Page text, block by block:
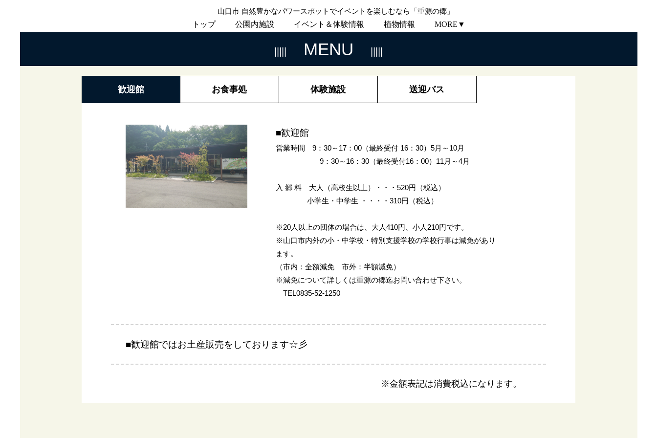
山口市 自然豊かなパワースポットでイベントを楽しむなら「重源の郷」
トップ 公園内施設 イベント＆体験情報 植物情報 MORE▼
MENU
歓迎館
■歓迎館
営業時間 9：30～17：00（最終受付 16：30）5月～10月
9：30～16：30（最終受付16：00）11月～4月
入 郷 料 大人（高校生以上）・・・520円（税込）
小学生・中学生 ・・・・310円（税込）
※20人以上の団体の場合は、大人410円、小人210円です。
※山口市内外の小・中学校・特別支援学校の学校行事は減免があり
ます。
（市内：全額減免 市外：半額減免）
※減免について詳しくは重源の郷迄お問い合わせ下さい。
TEL0835-52-1250
■歓迎館ではお土産販売をしております☆彡
※金額表記は消費税込になります。
お食事処 体験施設 送迎バス